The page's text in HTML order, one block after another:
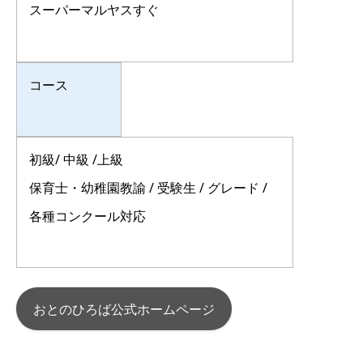
スーパーマルヤスすぐ
コース
初級/ 中級 /上級
保育士・幼稚園教諭 / 受験生 / グレード /
各種コンクール対応
おとのひろば公式ホームページ